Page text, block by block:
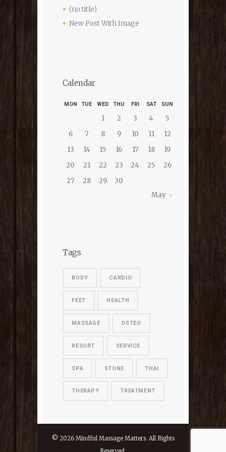
(no title)
New Post With Image
Calendar
MON TUE WED THU FRI SAT SUN
1 2 3 4
5
6
7 8 9 10 11
12
13
14 15 16 17 18
19
20
21 22 23 24 25
26
27
28 29
30
May
Tags
BODY CARDIO
FEET HEALTH
MASSAGE OSTEO
RESORT SERVICE
SPA STONE THAI
THERAPY TREATMENT
© 2026Mindful Massage Matters. All Rights